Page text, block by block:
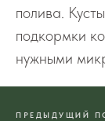
полива.
подкормки
нужными
ПРЕДЫДУЩИЙ